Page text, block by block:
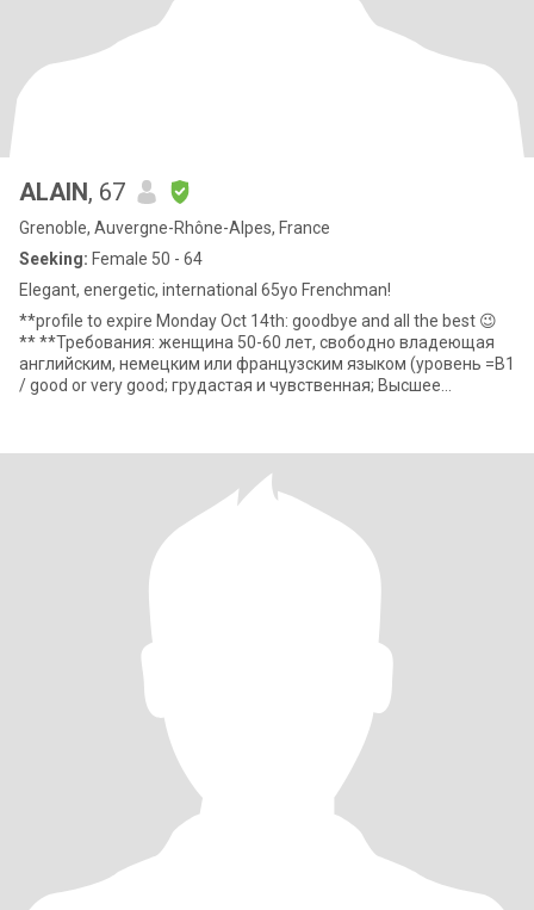
ALAIN, 67
Grenoble, Auvergne-Rhône-Alpes, France
Seeking: Female 50 - 64
Elegant, energetic, international 65yo Frenchman!
**profile to expire Monday Oct 14th: goodbye and all the best 😉
** **Требования: женщина 50-60 лет, свободно владеющая
английским, немецким или французским языком (уровень =B1
/ good or very good; грудастая и чувственная; Высшее